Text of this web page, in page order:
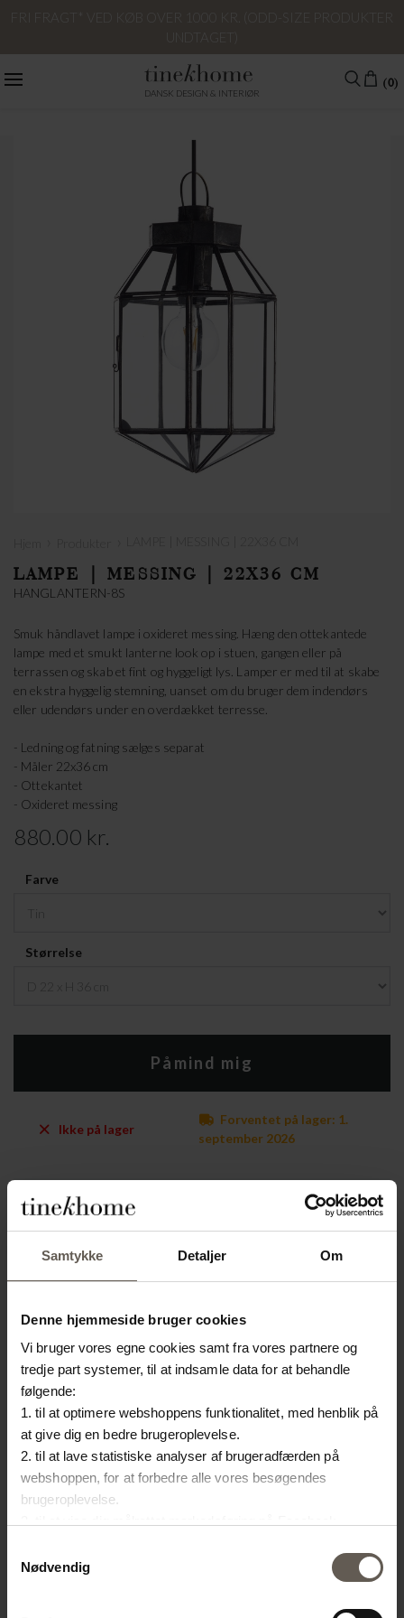
Samtykke Detaljer Om
Denne hjemmeside bruger cookies
Vi bruger vores egne cookies samt fra vores partnere og
tredje part systemer, til at indsamle data for at behandle
følgende:
1. til at optimere webshoppens funktionalitet, med henblik på
at give dig en bedre brugeroplevelse.
2. til at lave statistiske analyser af brugeradfærden på
webshoppen, for at forbedre alle vores besøgendes
brugeroplevelse.
Hvis du vil vide mere om hvordan cookies bliver delt og
brugt er du velkommen til at trykke på "Detaljer". Du kan til
enhver tid ændre eller trække dit samtykke tilbage ved at
Nødvendig
DANSK DESIGN & INTERIØR
(0)
LAMPE | MESSING | 22X36 CM
HANGLANTERN-8S
Smuk håndlavet lampe i oxideret messing. Hæng den ottekantede
lampe med et smukt lanterne look op i stuen, gangen eller på
terrassen og skab et fint og hyggeligt lys. Lamper er med til at skabe
en ekstra hyggelig stemning, uanset om du bruger dem indendørs
eller udendørs under en overdækket terresse.
- Ledning og fatning sælges separat
- Måler 22x36 cm
- Ottekantet
- Oxideret messing
880.00 kr.
Farve
Størrelse
Påmind mig
Ikke på lager
Forventet på lager: 1.
september 2026
PRODUKTINFORMATION
Produktspecifikationer
Farve Tin
Materiale Oxideret messing
ANDRE HAR OGSÅ
VALGT: